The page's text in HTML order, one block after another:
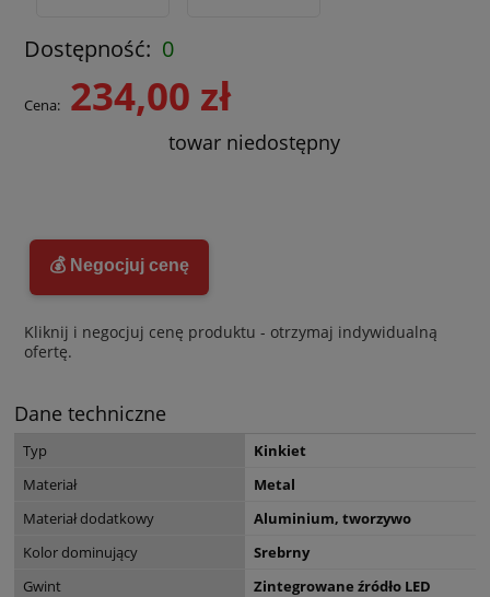
Dostępność: 0
Cena: 234,00 zł
towar niedostępny
💰 Negocjuj cenę
Kliknij i negocjuj cenę produktu - otrzymaj indywidualną
ofertę.
Dane techniczne
Typ
Kinkiet
Materiał
Metal
Materiał dodatkowy
Aluminium, tworzywo
Kolor dominujący
Srebrny
Gwint
Zintegrowane źródło LED